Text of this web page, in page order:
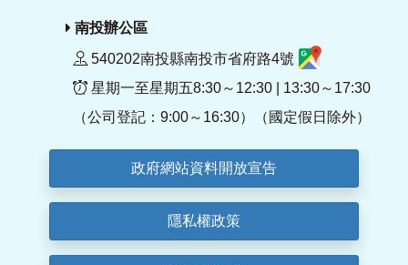
南投辦公區
540202南投縣南投市省府路4號
星期一至星期五8:30～12:30 | 13:30～17:30
（公司登記：9:00～16:30）（國定假日除外）
政府網站資料開放宣告
隱私權政策